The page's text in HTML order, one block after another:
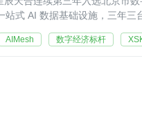
站式 AI 数据基础设施，三年三
AIMesh 数字经济标杆